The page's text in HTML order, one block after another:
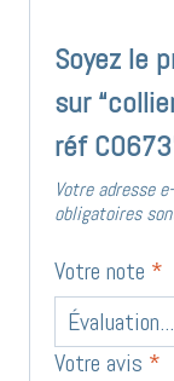
Soyez le
sur
réf
Votre adresse
obligatoires
Votre note *
Votre avis *